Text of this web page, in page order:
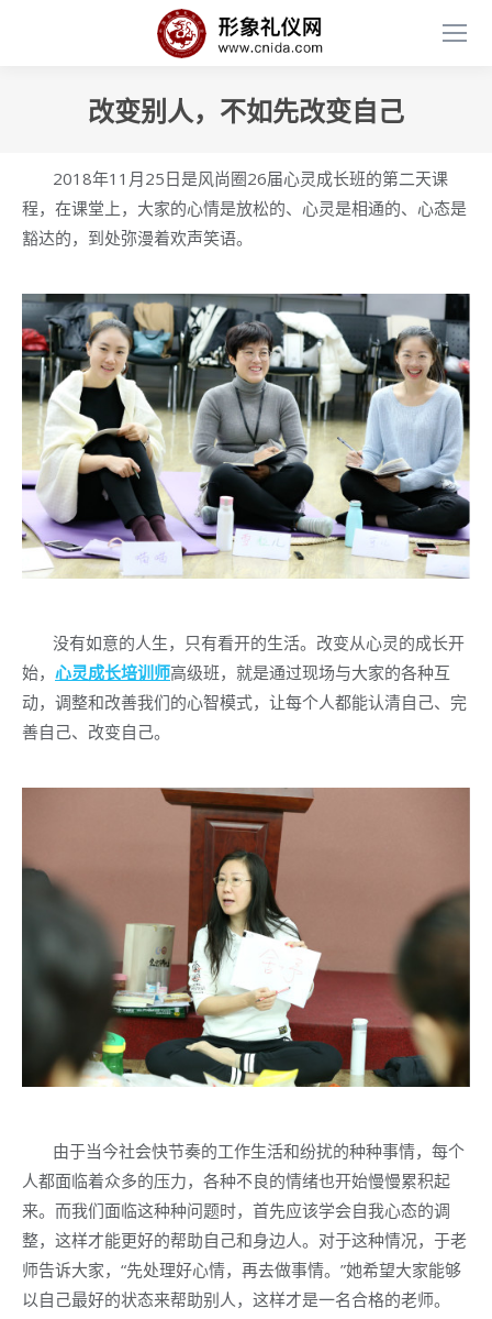
改变别人，不如先改变自己
2018年11月25日是风尚圈26届心灵成长班的第二天课
程，在课堂上，大家的心情是放松的、心灵是相通的、心态是
豁达的，到处弥漫着欢声笑语。
没有如意的人生，只有看开的生活。改变从心灵的成长开
始， 心灵成长培训师高级班，就是通过现场与大家的各种互
动，调整和改善我们的心智模式，让每个人都能认清自己、完
善自己、改变自己。
由于当今社会快节奏的工作生活和纷扰的种种事情，每个
人都面临着众多的压力，各种不良的情绪也开始慢慢累积起
来。而我们面临这种种问题时，首先应该学会自我心态的调
整，这样才能更好的帮助自己和身边人。对于这种情况，于老
师告诉大家，“先处理好心情，再去做事情。”她希望大家能够
以自己最好的状态来帮助别人，这样才是一名合格的老师。